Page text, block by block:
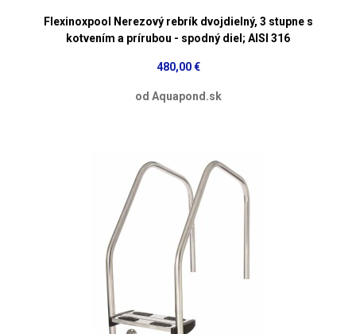
Flexinoxpool Nerezový rebrík dvojdielný, 3 stupne s
kotvením a prírubou - spodný diel; AISI 316
480,00 €
od Aquapond.sk